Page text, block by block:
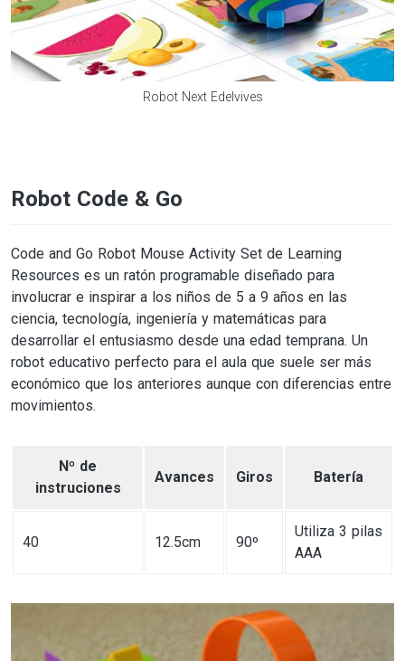
Robot Next Edelvives
Robot Code & Go
Code and Go Robot Mouse Activity Set de Learning
Resources es un ratón programable diseñado para
involucrar e inspirar a los niños de 5 a 9 años en las
ciencia, tecnología, ingeniería y matemáticas para
desarrollar el entusiasmo desde una edad temprana. Un
robot educativo perfecto para el aula que suele ser más
económico que los anteriores aunque con diferencias entre
movimientos.
Nº de
instruciones
Avances Giros Batería
40 12.5cm 90º
Utiliza 3 pilas
AAA